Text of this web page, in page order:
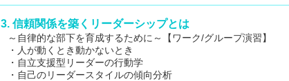
3. 信頼関係を築くリーダーシップとは
～自律的な部下を育成するために～【ワーク/グループ演習】
・人が動くとき動かないとき
・自立支援型リーダーの行動学
・自己のリーダースタイルの傾向分析